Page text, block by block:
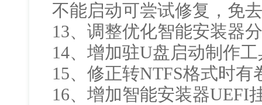
不能启动可尝试修复，免
13、调整优化智能安装器
14、增加驻U盘启动制作工
15、修正转NTFS格式时
16、增加智能安装器UEFI